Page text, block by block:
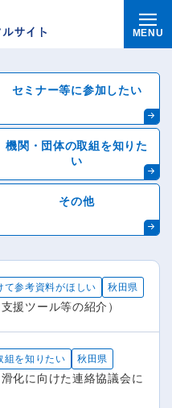
MENU
セミナー等に参加したい
機関・団体の取組を知りた
い
その他
て参考資料がほしい 秋田県
援ツール等の紹介）
組を知りたい 秋田県
化に向けた連絡協議会に